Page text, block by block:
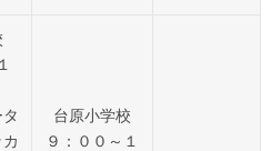
台原小学校
９：００～１